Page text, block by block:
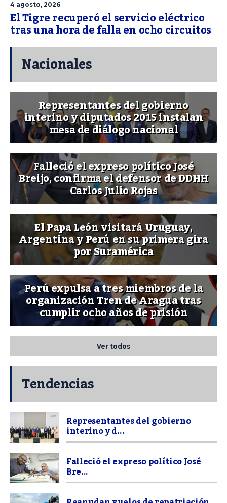
4 agosto, 2026
El Tigre recuperó el servicio eléctrico
tras una hora de falla en ocho circuitos
Nacionales
Representantes del gobierno
interino y diputados 2015 instalan
mesa de diálogo nacional
Falleció el expreso político José
Breijo, confirma el defensor de DDHH
Carlos Julio Rojas
El Papa León visitará Uruguay,
Argentina y Perú en su primera gira
por Suramérica
Perú expulsa a tres miembros de la
organización Tren de Aragua tras
cumplir ocho años de prisión
Ver todos
Tendencias
Representantes del gobierno
interino y d...
Falleció el expreso político José
Bre...